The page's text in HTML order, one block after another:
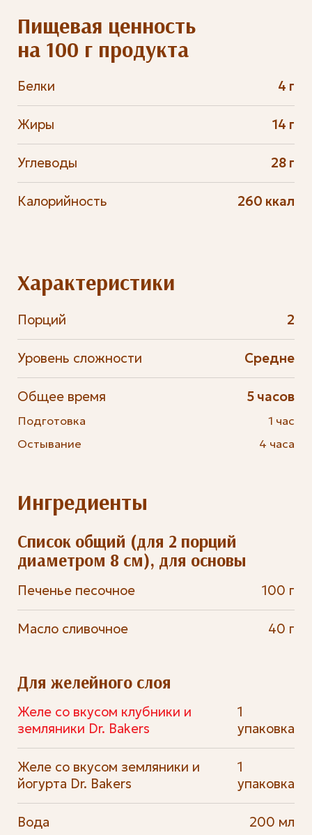
Пищевая ценность
на 100 г продукта
Белки 4 г
Жиры 14 г
Углеводы 28 г
Калорийность 260 ккал
Характеристики
Порций 2
Уровень сложности Средне
Общее время
Подготовка
Остывание
5 часов
1 час
4 часа
Ингредиенты
Список общий (для 2 порций
диаметром 8 см), для основы
Печенье песочное 100 г
Масло сливочное 40 г
Для желейного слоя
Желе со вкусом клубники и
земляники Dr. Bakers
1
упаковка
Желе со вкусом земляники и
йогурта Dr. Bakers
1
упаковка
Вода 200 мл